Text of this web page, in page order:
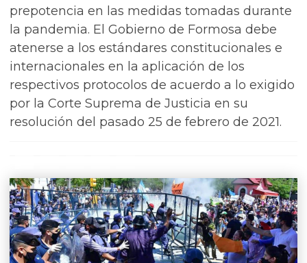
prepotencia en las medidas tomadas durante
la pandemia. El Gobierno de Formosa debe
atenerse a los estándares constitucionales e
internacionales en la aplicación de los
respectivos protocolos de acuerdo a lo exigido
por la Corte Suprema de Justicia en su
resolución del pasado 25 de febrero de 2021.